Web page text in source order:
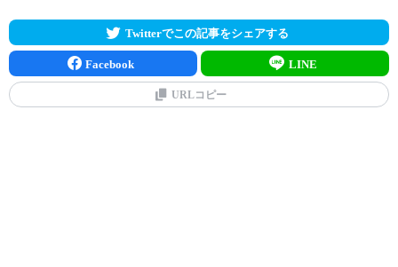
Twitterでこの記事をシェアする
Facebook LINE
URLコピー